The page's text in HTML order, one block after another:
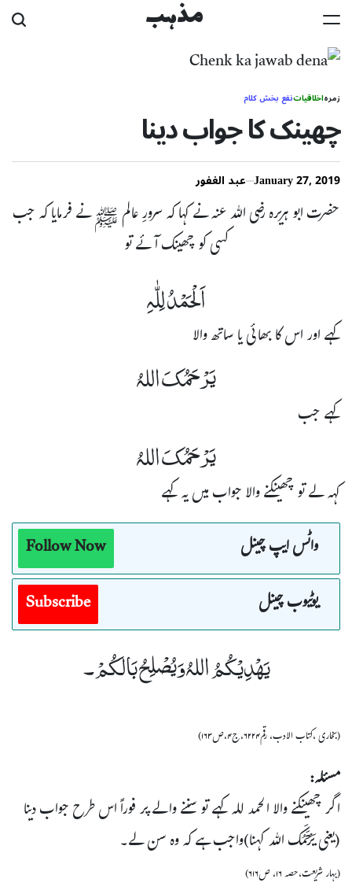
Skip
to
content
مذہب
زمرہاخلاقیاتنفع بخش کلام
چھینک کا جواب دینا
January 27, 2019 عبد الغفور
حضرت ابو ہریرہ رضی اللہ عنہ نے کہا کہ سرورِ عالم ﷺ نے فرمایا کہ جب
کسی کو چھینک آئے تو
اَلْحَمْدُ لِلّٰہِ
کہے اور اس کا بھائی یا ساتھ والا
یَرْحَمُکَ اللہُ
کہے جب
یَرْحَمُکَ اللہُ
کہہ لے تو چھینکنے والا جواب میں یہ کہے
واٹس ایپ چینل
Follow Now
یوٹیوب چینل
Subscribe
یَھْدِیْکُمُ اللہُ وَیُصْلِحُ بَالَکُمْ۔
(بخاری ،کتاب الادب، رقم۶۲۲۴،ج۴،ص۱۶۳)
مسئلہ:
اگر چھینکنے والا الحمد للہ کہے تو سننے والے پر فوراً اس طرح جواب دینا
(یعنی یَرْحَمُکَ اللہ کہنا)واجب ہے کہ وہ سن لے۔
(بہار شریعت،حصہ ۱۶، ص۶۱۶)